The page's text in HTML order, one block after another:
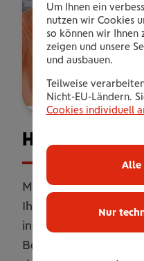
Mit unserer
Ihr Zuhause
individuell erweitert
Betreuung. Flexibel
Um Ihnen ein
nutzen wir Cookies
so können wir Ihnen
zeigen und unsere
und ausbauen.
Teilweise
Nicht-EU-Ländern.
Cookies individuell
Nur
Alle